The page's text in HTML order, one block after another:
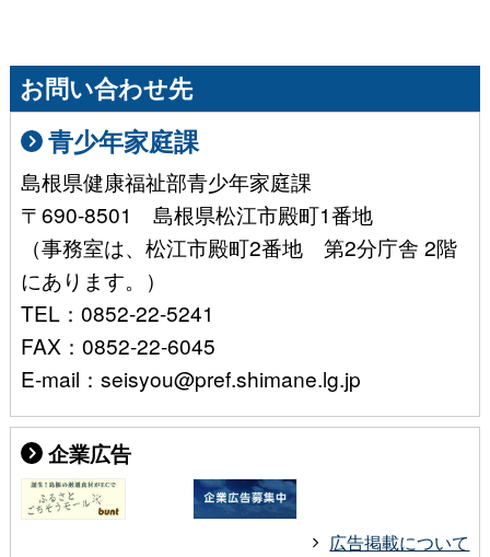
お問い合わせ先
青少年家庭課
島根県健康福祉部青少年家庭課
〒690-8501 島根県松江市殿町1番地
（事務室は、松江市殿町2番地 第2分庁舎 2階
にあります。）
TEL：0852-22-5241
FAX：0852-22-6045
E-mail：seisyou@pref.shimane.lg.jp
企業広告
広告掲載について